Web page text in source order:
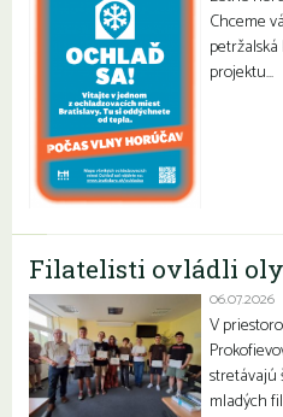
Chceme
projektu…
Filatelisti ovládli
06.07.2026
V
stretávajú
mladých